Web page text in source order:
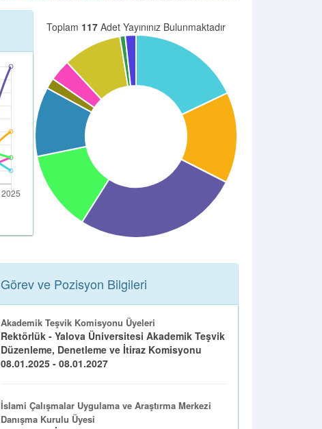
Toplam 117Adet Yayınınız Bulunmaktadır
Görev ve Pozisyon Bilgileri
Akademik Teşvik Komisyonu Üyeleri
Rektörlük - Yalova Üniversitesi Akademik Teşvik
Düzenleme, Denetleme ve İtiraz Komisyonu
08.01.2025 - 08.01.2027
İslami Çalışmalar Uygulama ve Araştırma Merkezi
Danışma Kurulu Üyesi